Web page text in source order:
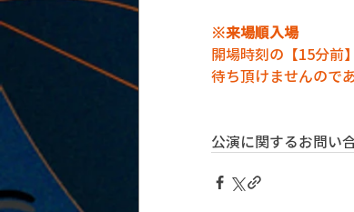
※来場順入場
開場時刻の【15分前
待ち頂けませんので
公演に関するお問い